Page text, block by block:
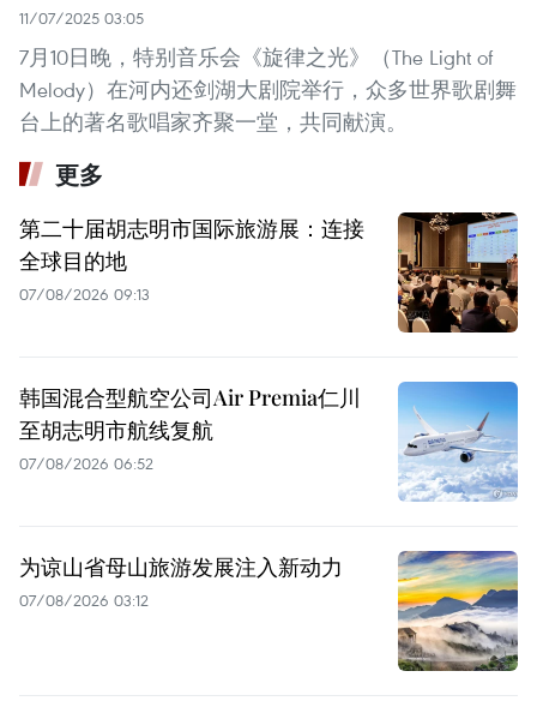
11/07/2025 03:05
7月10日晚，特别音乐会《旋律之光》（The Light of
Melody）在河内还剑湖大剧院举行，众多世界歌剧舞
台上的著名歌唱家齐聚一堂，共同献演。
更多
第二十届胡志明市国际旅游展：连接
全球目的地
07/08/2026 09:13
韩国混合型航空公司Air Premia仁川
至胡志明市航线复航
07/08/2026 06:52
为谅山省母山旅游发展注入新动力
07/08/2026 03:12